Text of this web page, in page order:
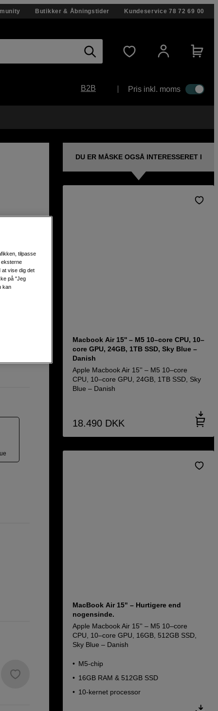
Butikker & Åbningstider Kundeservice 78 72 69 00
B2B Pris inkl. moms
DU ER MÅSKE OGSÅ INTERESSERET I
Macbook Air 15'' – M5 10–core CPU, 10–
core GPU, 24GB, 1TB SSD, Sky Blue –
Danish
Apple Macbook Air 15'' – M5 10–core
CPU, 10–core GPU, 24GB, 1TB SSD, Sky
Blue – Danish
18.490 DKK
MacBook Air 15" – Hurtigere end
nogensinde.
Apple Macbook Air 15'' – M5 10–core
CPU, 10–core GPU, 16GB, 512GB SSD,
Sky Blue – Danish
M5-chip
16GB RAM & 512GB SSD
10-kernet processor
tilpasse
eksterne
at vise dig det
på "Jeg
kan